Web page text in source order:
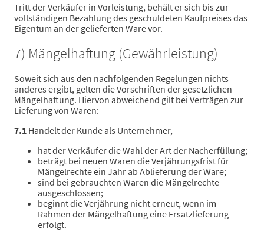
Tritt der Verkäufer in Vorleistung, behält er sich bis zur
vollständigen Bezahlung des geschuldeten Kaufpreises das
Eigentum an der gelieferten Ware vor.
7) Mängelhaftung (Gewährleistung)
Soweit sich aus den nachfolgenden Regelungen nichts
anderes ergibt, gelten die Vorschriften der gesetzlichen
Mängelhaftung. Hiervon abweichend gilt bei Verträgen zur
Lieferung von Waren:
7.1 Handelt der Kunde als Unternehmer,
hat der Verkäufer die Wahl der Art der Nacherfüllung;
beträgt bei neuen Waren die Verjährungsfrist für
Mängelrechte ein Jahr ab Ablieferung der Ware;
sind bei gebrauchten Waren die Mängelrechte
ausgeschlossen;
beginnt die Verjährung nicht erneut, wenn im
Rahmen der Mängelhaftung eine Ersatzlieferung
erfolgt.